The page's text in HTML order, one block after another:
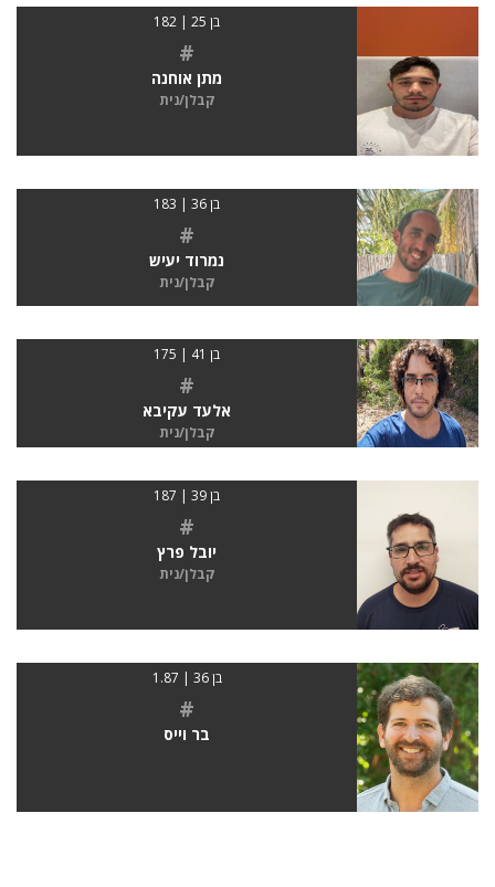
בן 25 | 182
#
מתן אוחנה
קבלן/נית
בן 36 | 183
#
נמרוד יעיש
קבלן/נית
בן 41 | 175
#
אלעד עקיבא
קבלן/נית
בן 39 | 187
#
יובל פרץ
קבלן/נית
בן 36 | 1.87
#
בר וייס